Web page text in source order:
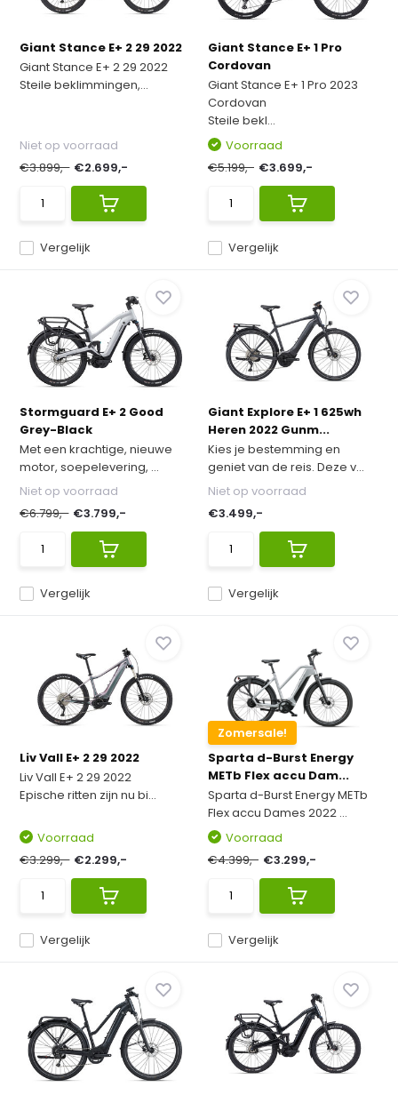
Giant Stance E+ 2 29 2022
Giant Stance E+ 2 29 2022
Steile beklimmingen,...
Vergelijk
Niet op voorraad
€3.899,- €2.699,-
Giant Stance E+ 1 Pro
Cordovan
Giant Stance E+ 1 Pro 2023
Cordovan
Steile bekl...
Vergelijk
Voorraad
€5.199,- €3.699,-
Stormguard E+ 2 Good
Grey-Black
Met een krachtige, nieuwe
motor, soepelevering, ...
Vergelijk
Niet op voorraad
€6.799,- €3.799,-
Giant Explore E+ 1 625wh
Heren 2022 Gunm...
Kies je bestemming en
geniet van de reis. Deze v...
Vergelijk
Niet op voorraad
€3.499,-
Liv Vall E+ 2 29 2022
Liv Vall E+ 2 29 2022
Epische ritten zijn nu bi...
Vergelijk
Voorraad
€3.299,- €2.299,-
Zomersale!
Sparta d-Burst Energy
METb Flex accu Dam...
Sparta d-Burst Energy METb
Flex accu Dames 2022 ...
Vergelijk
Voorraad
€4.399,- €3.299,-